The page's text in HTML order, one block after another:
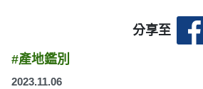
分享至
#產地鑑別
2023.11.06